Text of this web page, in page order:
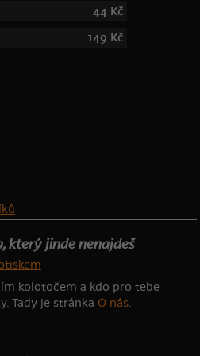
44 Kč
149 Kč
který jinde nenajdeš
kolotočem a kdo pro tebe
Tady je stránka O nás.